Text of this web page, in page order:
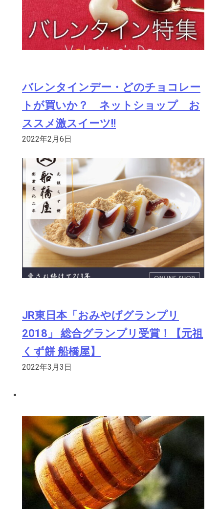
バレンタインデー・どのチョコレー
トが買いか？ ネットショップ お
ススメ激スイーツ!!
2022年2月6日
JR東日本「おみやげグランプリ
2018」 総合グランプリ受賞！【元祖
くず餅 船橋屋】
2022年3月3日